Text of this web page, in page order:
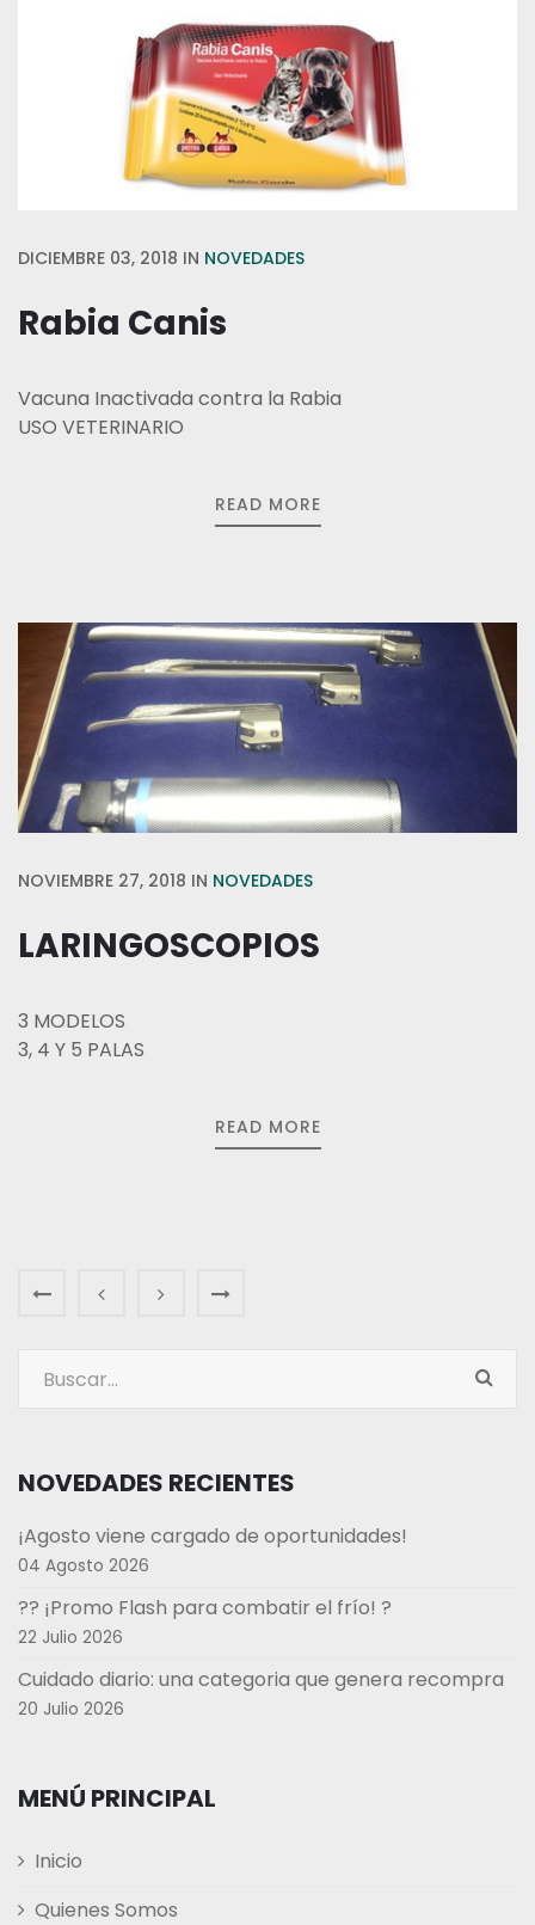
DICIEMBRE 03, 2018 IN NOVEDADES
Rabia Canis
Vacuna Inactivada contra la Rabia
USO VETERINARIO
READ MORE
NOVIEMBRE 27, 2018 IN NOVEDADES
LARINGOSCOPIOS
3 MODELOS
3, 4 Y 5 PALAS
READ MORE
NOVEDADES RECIENTES
¡Agosto viene cargado de oportunidades!
04 Agosto 2026
?? ¡Promo Flash para combatir el frío! ?
22 Julio 2026
Cuidado diario: una categoria que genera recompra
20 Julio 2026
MENÚ PRINCIPAL
Inicio
Quienes Somos